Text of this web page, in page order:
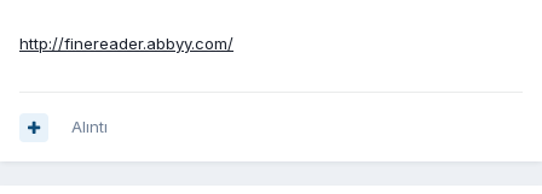
http://finereader.abbyy.com/
Alıntı